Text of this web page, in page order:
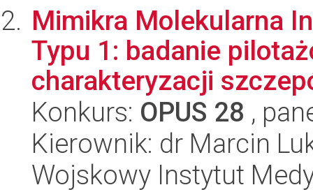
Mimikra Molekularna
Typu 1: badanie
charakteryzacji
Konkurs: OPUS 28 ,
Kierownik: dr Marcin
Wojskowy Instytut